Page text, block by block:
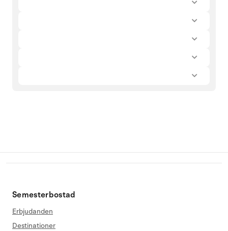
Semesterbostad
Erbjudanden
Destinationer